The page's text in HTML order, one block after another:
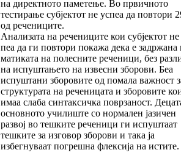
на директното па­ме­тење. Во првичното
тестирање субјектот не ус­пеа да повтори
од речениците.
Анализата на речениците кои субјектот
пеа да ги повтори покажа дека е
ма­тиката на полесните реченици, без
на испуштањето на извесни зборови. Беа
испушта­ни зборовите од помала важност
структурата на реченицата и зборовите
имаа слаба син­так­сичка поврзаност.
основното учи­лиште со нормален јазичен
развој во тешките реченици ги испуштаат
тешките за изговор збо­рови и така ја
избегнуваат погрешна флексија на